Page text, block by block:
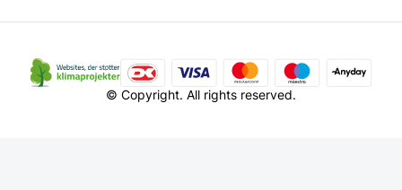
© Copyright. All rights reserved.